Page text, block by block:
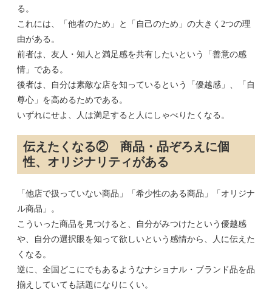
る。
これには、「他者のため」と「自己のため」の大きく2つの理
由がある。
前者は、友人・知人と満足感を共有したいという「善意の感
情」である。
後者は、自分は素敵な店を知っているという「優越感」、「自
尊心」を高めるためである。
いずれにせよ、人は満足すると人にしゃべりたくなる。
伝えたくなる② 商品・品ぞろえに個
性、オリジナリティがある
「他店で扱っていない商品」「希少性のある商品」「オリジナ
ル商品」。
こういった商品を見つけると、自分がみつけたという優越感
や、自分の選択眼を知って欲しいという感情から、人に伝えた
くなる。
逆に、全国どこにでもあるようなナショナル・ブランド品を品
揃えしていても話題になりにくい。